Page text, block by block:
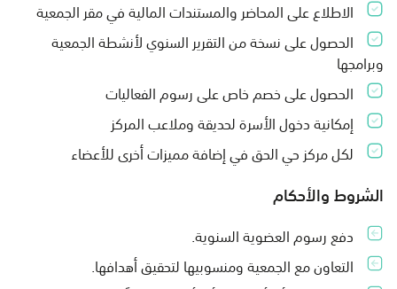
الاطلاع على المحاضر والمستندات المالية في مقر الجمعية
الحصول على نسخة من التقرير السنوي لأنشطة الجمعية
وبرامجها
الحصول على خصم خاص على رسوم الفعاليات
إمكانية دخول الأسرة لحديقة وملاعب المركز
لكل مركز حي الحق في إضافة مميزات أخرى للأعضاء
الشروط والأحكام
دفع رسوم العضوية السنوية.
التعاون مع الجمعية ومنسوبيها لتحقيق أهدافها.